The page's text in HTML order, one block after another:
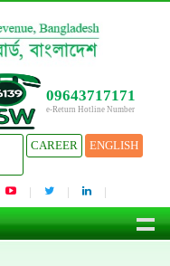
09643717171
e-Return Hotline Number
CAREER ENGLISH